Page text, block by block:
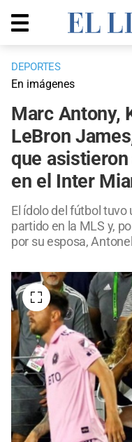
DEPORTES
En imágenes
Marc Antony,
LeBron
que
en el Inter
El ídolo del fútbol
partido en la MLS y,
por su esposa,